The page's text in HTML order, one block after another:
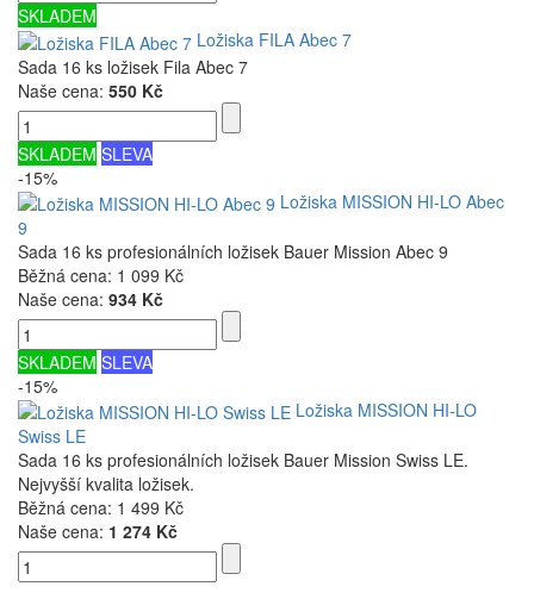
SKLADEM
Ložiska FILA Abec 7
Sada 16 ks ložisek Fila Abec 7
Naše cena: 550 Kč
SKLADEM SLEVA
-15%
Ložiska MISSION HI-LO Abec
9
Sada 16 ks profesionálních ložisek Bauer Mission Abec 9
Běžná cena: 1 099 Kč
Naše cena: 934 Kč
SKLADEM SLEVA
-15%
Ložiska MISSION HI-LO
Swiss LE
Sada 16 ks profesionálních ložisek Bauer Mission Swiss LE.
Nejvyšší kvalita ložisek.
Běžná cena: 1 499 Kč
Naše cena: 1 274 Kč